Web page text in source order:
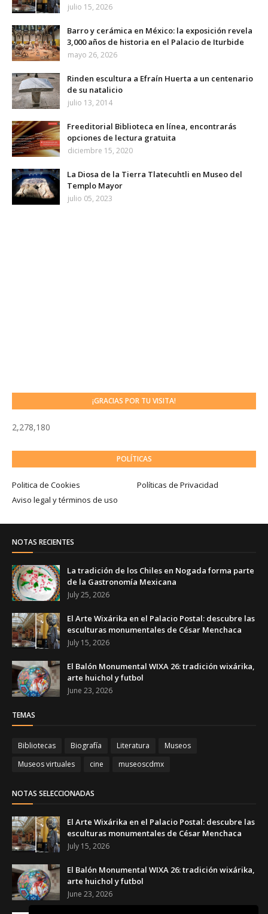
julio 15, 2026
Barro y cerámica en México: la exposición revela
3,000 años de historia en el Palacio de Iturbide
mayo 26, 2026
Rinden escultura a Efraín Huerta a un centenario
de su natalicio
julio 13, 2014
Freeditorial Biblioteca en línea, encontrarás
opciones de lectura gratuita
diciembre 15, 2020
La Diosa de la Tierra Tlatecuhtli en Museo del
Templo Mayor
julio 05, 2023
¡GRACIAS POR TU VISITA!
2,278,180
POLÍTICAS
Politica de Cookies
Políticas de Privacidad
Aviso legal y términos de uso
NOTAS RECIENTES
La tradición de los Chiles en Nogada forma parte
de la Gastronomía Mexicana
July 25, 2026
El Arte Wixárika en el Palacio Postal: descubre las
esculturas monumentales de César Menchaca
July 15, 2026
El Balón Monumental WIXA 26: tradición wixárika,
arte huichol y futbol
June 23, 2026
TEMAS
Bibliotecas Biografía Literatura
Museos
Museos virtuales
cine museoscdmx
NOTAS SELECCIONADAS
El Arte Wixárika en el Palacio Postal: descubre las
esculturas monumentales de César Menchaca
July 15, 2026
El Balón Monumental WIXA 26: tradición wixárika,
arte huichol y futbol
June 23, 2026